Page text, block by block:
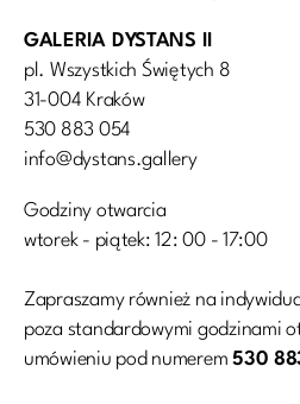
GALERIA DYSTANS II
pl. Wszystkich Świętych 8
31-004 Kraków
530 883 054
info@dystans.gallery
Godziny otwarcia
wtorek - piątek: 12: 00 - 17:00
Zapraszamy również na
poza standardowymi godzinami
umówieniu pod numerem530